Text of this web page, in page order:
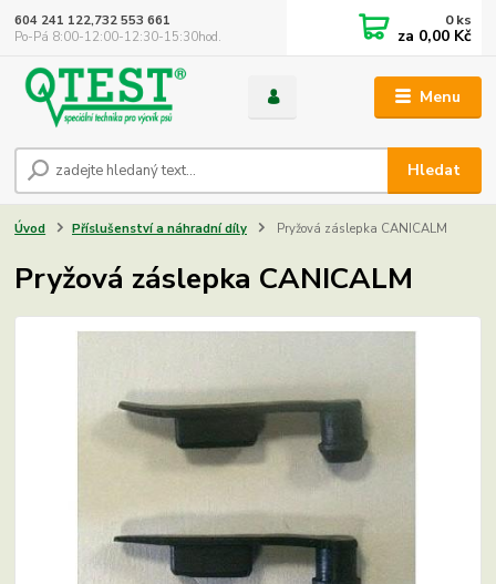
Menu
Hledat
604 241 122,732 553 661
Po-Pá 8:00-12:00-12:30-15:30hod.
0ks
za 0,00 Kč
Úvod Příslušenství a náhradní díly Pryžová záslepka CANICALM
Pryžová záslepka CANICALM